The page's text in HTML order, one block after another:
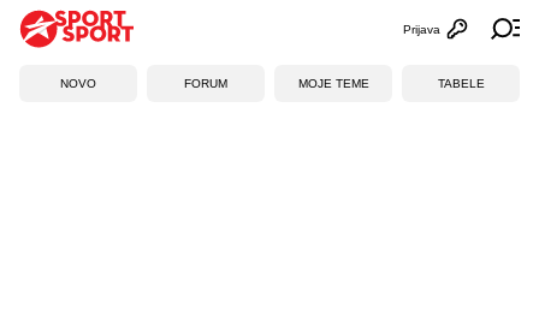
Otvori
Prijava
NOVO FORUM MOJE TEME TABELE